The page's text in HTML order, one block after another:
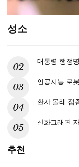
성소
대통령 행정
인공지능 로
환자 몰래 접
산화그래핀
추천